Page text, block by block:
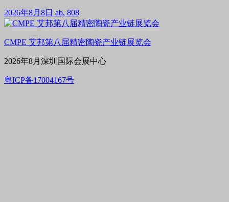
2026年8月8日 ab, 808
CMPE 艾邦第八届精密陶瓷产业链展览会
2026年8月深圳国际会展中心
粤ICP备17004167号